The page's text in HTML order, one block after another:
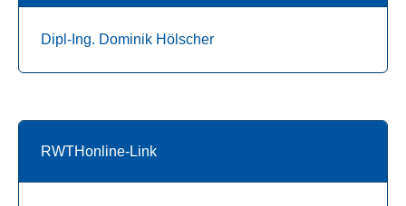
Dipl-Ing. Dominik Hölscher
RWTHonline-Link